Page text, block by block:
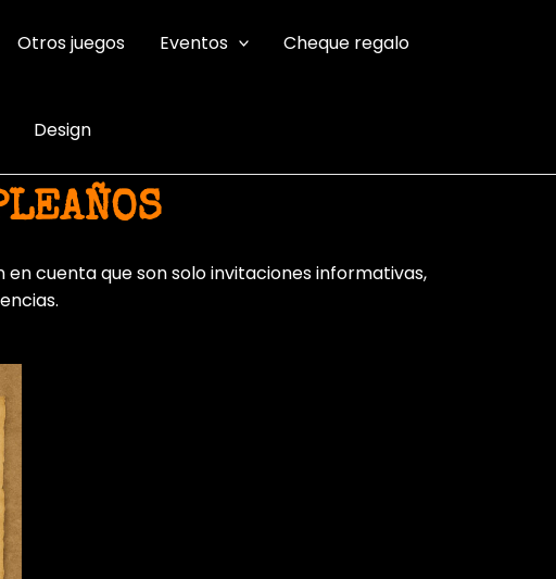
Otros juegos Eventos Cheque regalo
Design
cuenta que son solo invitaciones informativas,